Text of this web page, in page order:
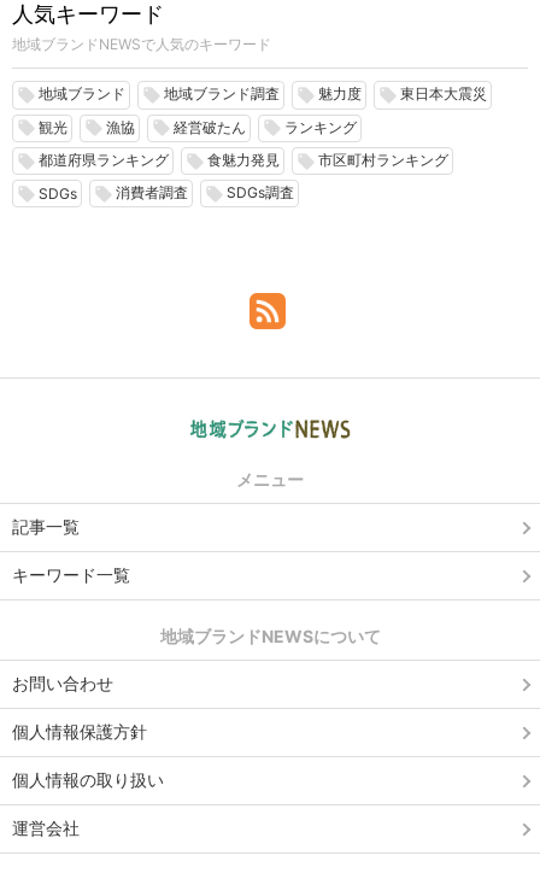
人気キーワード
地域ブランドNEWSで人気のキーワード
local_offer 地域ブランド local_offer 地域ブランド調査 local_offer 魅力度 local_offer 東日本大震災
local_offer 観光 local_offer 漁協 local_offer 経営破たん local_offer ランキング
local_offer 都道府県ランキング local_offer 食魅力発見 local_offer 市区町村ランキング
local_offer SDGs local_offer 消費者調査 local_offer SDGs調査
メニュー
記事一覧
キーワード一覧
地域ブランドNEWSについて
お問い合わせ
個人情報保護方針
個人情報の取り扱い
運営会社